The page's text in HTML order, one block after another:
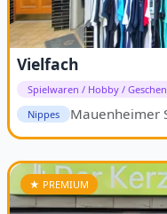
Vielfach
Spielwaren / Hobby /
Nippes
Mauenheimer
★ PREMIUM